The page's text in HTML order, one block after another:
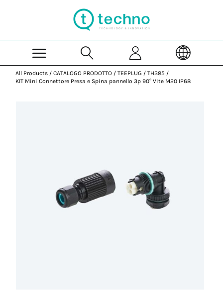
All Products / CATALOGO PRODOTTO / TEEPLUG / TH385 /
KIT Mini Connettore Presa e Spina pannello 3p 90° Vite M20 IP68